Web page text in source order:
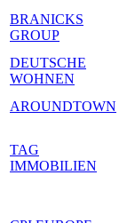
BRANICKS
GROUP
DEUTSCHE
WOHNEN
AROUNDTOWN
TAG
IMMOBILIEN